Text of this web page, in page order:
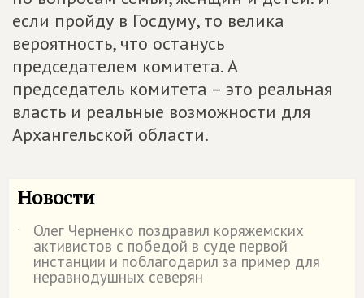
если пройду в Госдуму, то велика
вероятность, что останусь
председателем комитета. А
председатель комитета – это реальная
власть и реальные возможности для
Архангельской области.
Новости
˙ Олег Черненко поздравил коряжемских
активистов с победой в суде первой
инстанции и поблагодарил за пример для
неравнодушных северян